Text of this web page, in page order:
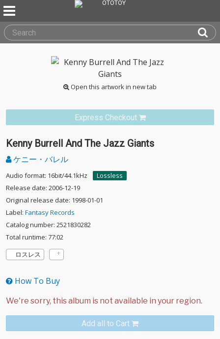
Open this artwork in new tab
Express Checkout
Kenny Burrell And The Jazz Giants
ケニー・バレル
Audio format: 16bit/44.1kHz
Lossless
Release date: 2006-12-19
Original release date: 1998-01-01
Label: Fantasy Records
Catalog number: 2521830282
Total runtime: 77:02
ロスレス
How To Buy
Add all to Cart